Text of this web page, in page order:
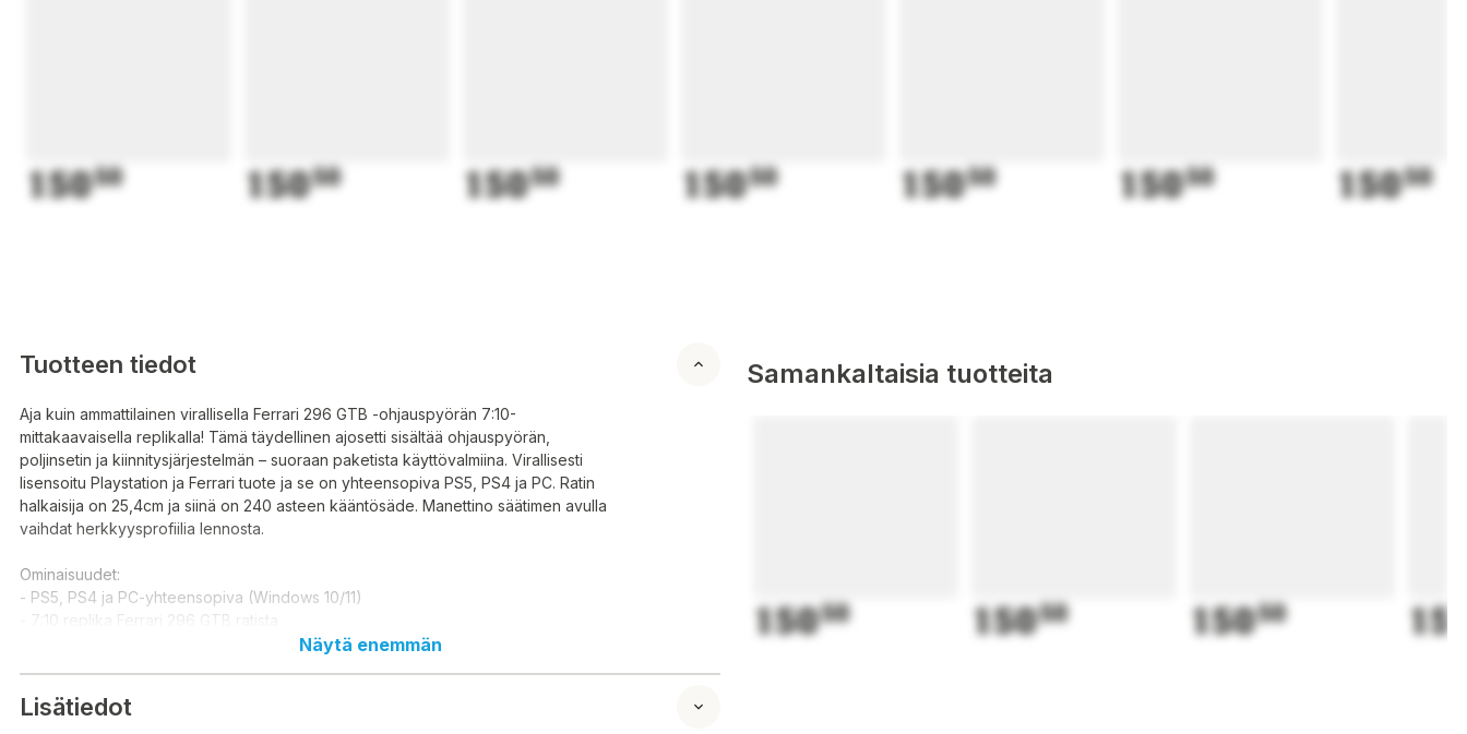
15050 15050 15050 15050 15050 15050 15050
Tuotteen tiedot
Aja kuin ammattilainen virallisella Ferrari 296 GTB -ohjauspyörän 7:10-
mittakaavaisella replikalla! Tämä täydellinen ajosetti sisältää ohjauspyörän,
poljinsetin ja kiinnitysjärjestelmän – suoraan paketista käyttövalmiina. Virallisesti
lisensoitu Playstation ja Ferrari tuote ja se on yhteensopiva PS5, PS4 ja PC. Ratin
halkaisija on 25,4cm ja siinä on 240 asteen kääntösäde. Manettino säätimen avulla
vaihdat herkkyysprofiilia lennosta.
Ominaisuudet:
- PS5, PS4 ja PC-yhteensopiva (Windows 10/11)
- 7:10 replika Ferrari 296 GTB ratista
- Ferrarin virallisesti lisensoima, todellisen Ferrari 296 GTB:n innoittama
- Manettino-valitsin tarjoaa kolme ajoprofiilia, joko ajotuen kanssa tai ilman
Näytä enemmän
Lisätiedot
Samankaltaisia tuotteita
15050 15050 15050